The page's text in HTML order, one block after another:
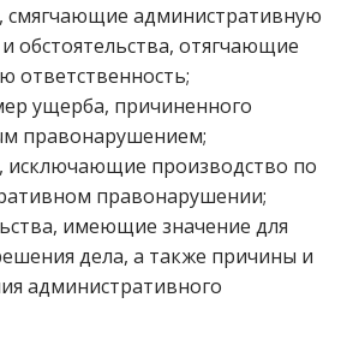
смягчающие административную
обстоятельства, отягчающие
ответственность;
ущерба, причиненного
правонарушением;
исключающие производство по
правонарушении;
имеющие значение для
дела, а также причины и
административного